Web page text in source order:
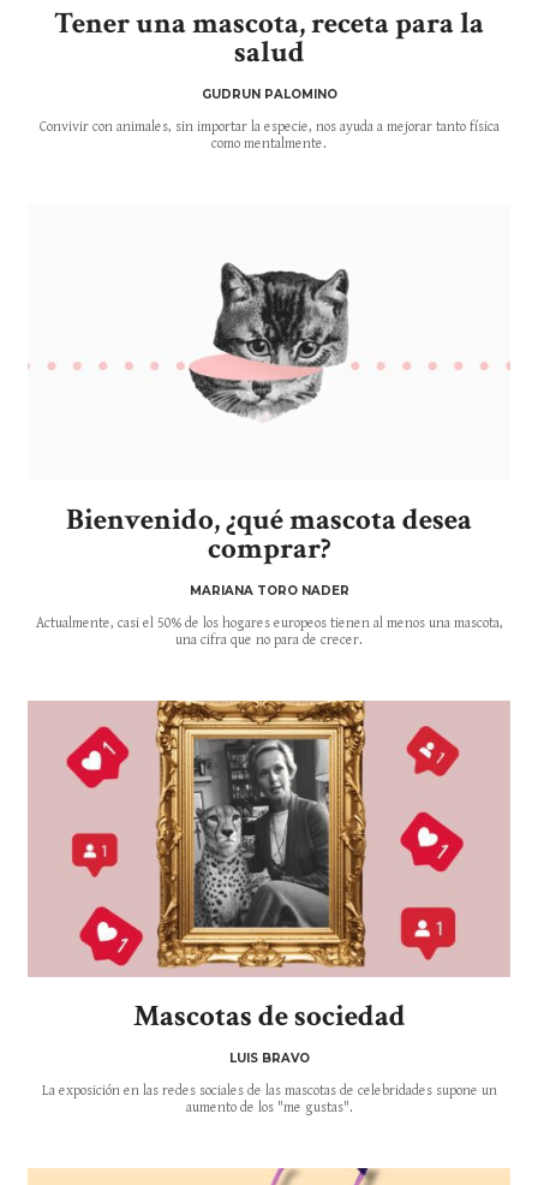
Tener una mascota, receta para la
salud
GUDRUN PALOMINO
Convivir con animales, sin importar la especie, nos ayuda a mejorar tanto física
como mentalmente.
Bienvenido, ¿qué mascota desea
comprar?
MARIANA TORO NADER
Actualmente, casi el 50% de los hogares europeos tienen al menos una mascota,
una cifra que no para de crecer.
Mascotas de sociedad
LUIS BRAVO
La exposición en las redes sociales de las mascotas de celebridades supone un
aumento de los "me gustas".